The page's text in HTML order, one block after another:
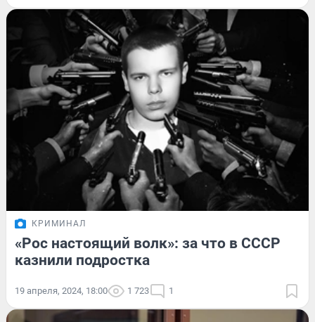
КРИМИНАЛ
«Рос настоящий волк»: за что в СССР
казнили подростка
19 апреля, 2024, 18:00 1 723 1